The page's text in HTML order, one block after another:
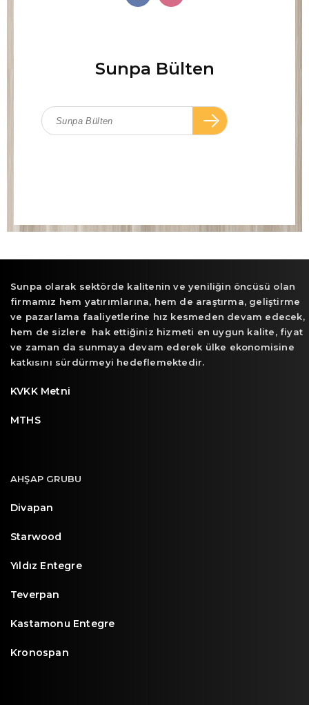
Sunpa Bülten
Sunpa olarak sektörde kalitenin ve yeniliğin öncüsü olan
firmamız hem yatırımlarına, hem de araştırma, geliştirme
ve pazarlama faaliyetlerine hız kesmeden devam edecek,
hem de sizlere hak ettiğiniz hizmeti en uygun kalite, fiyat
ve zaman da sunmaya devam ederek ülke ekonomisine
katkısını sürdürmeyi hedeflemektedir.
KVKK Metni
MTHS
AHŞAP GRUBU
Divapan
Starwood
Yıldız Entegre
Teverpan
Kastamonu Entegre
Kronospan